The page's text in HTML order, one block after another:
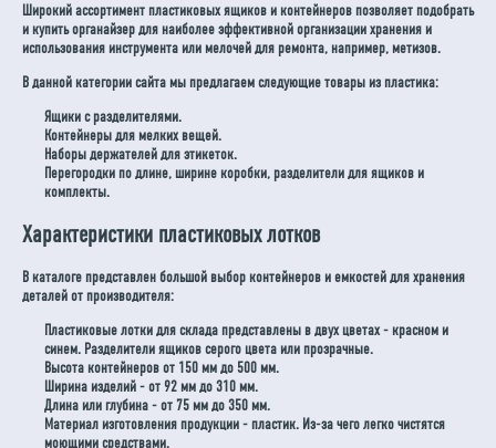
Широкий ассортимент пластиковых ящиков и контейнеров позволяет подобрать
и купить органайзер для наиболее эффективной организации хранения и
использования инструмента или мелочей для ремонта, например, метизов.
В данной категории сайта мы предлагаем следующие товары из пластика:
Ящики с разделителями.
Контейнеры для мелких вещей.
Наборы держателей для этикеток.
Перегородки по длине, ширине коробки, разделители для ящиков и
комплекты.
Характеристики пластиковых лотков
В каталоге представлен большой выбор контейнеров и емкостей для хранения
деталей от производителя:
Пластиковые лотки для склада представлены в двух цветах - красном и
синем. Разделители ящиков серого цвета или прозрачные.
Высота контейнеров от 150 мм до 500 мм.
Ширина изделий - от 92 мм до 310 мм.
Длина или глубина - от 75 мм до 350 мм.
Материал изготовления продукции - пластик. Из-за чего легко чистятся
моющими средствами.